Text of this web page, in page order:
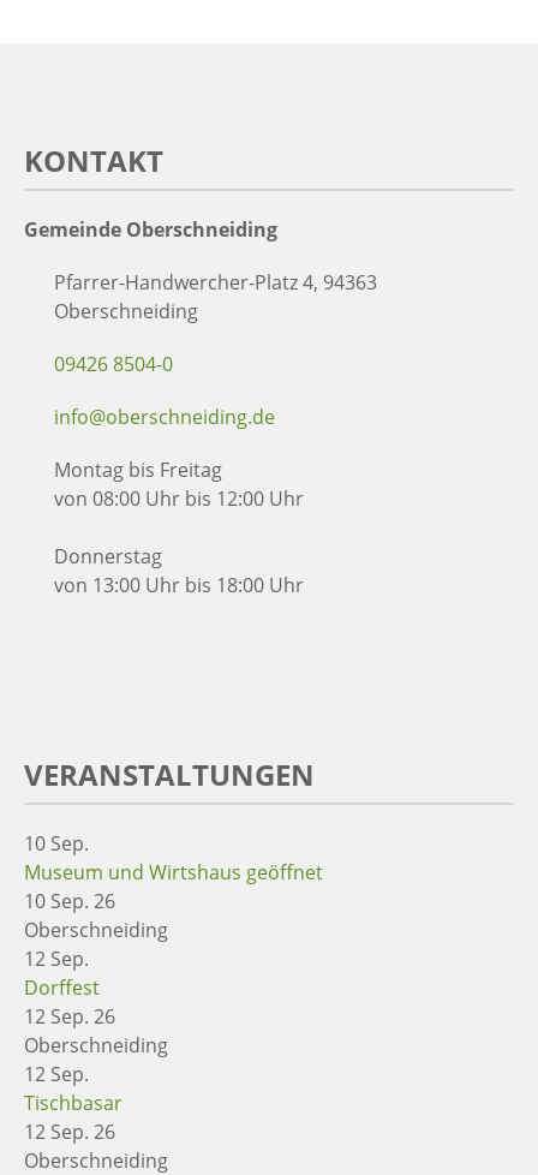
KONTAKT
Gemeinde Oberschneiding
Pfarrer-Handwercher-Platz 4, 94363
Oberschneiding
09426 8504-0
info@oberschneiding.de
Montag bis Freitag
von 08:00 Uhr bis 12:00 Uhr
Donnerstag
von 13:00 Uhr bis 18:00 Uhr
VERANSTALTUNGEN
10 Sep.
Museum und Wirtshaus geöffnet
10 Sep. 26
Oberschneiding
12 Sep.
Dorffest
12 Sep. 26
Oberschneiding
12 Sep.
Tischbasar
12 Sep. 26
Oberschneiding